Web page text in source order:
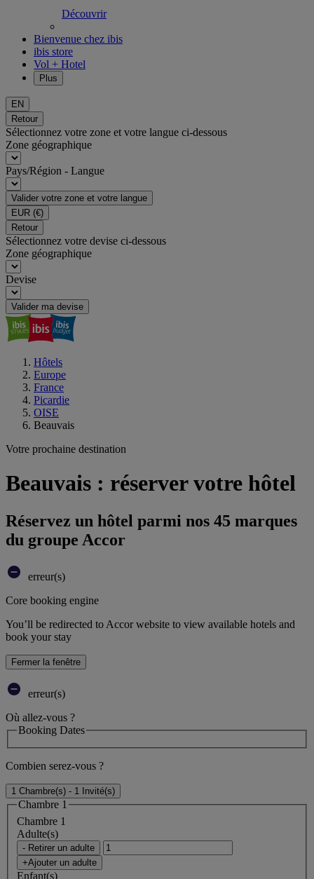
Découvrir
Bienvenue chez ibis
ibis store
Vol + Hotel
Plus
EN
Retour
Sélectionnez votre zone et votre langue ci-dessous
Zone géographique
Pays/Région - Langue
Valider votre zone et votre langue
EUR (€)
Retour
Sélectionnez votre devise ci-dessous
Zone géographique
Devise
Valider ma devise
Hôtels
Europe
France
Picardie
OISE
Beauvais
Votre prochaine destination
Beauvais : réserver votre hôtel
Réservez un hôtel parmi nos 45 marques
du groupe Accor
erreur(s)
Core booking engine
You’ll be redirected to Accor website to view available hotels and
book your stay
Fermer la fenêtre
erreur(s)
Où allez-vous ?
Booking Dates
Combien serez-vous ?
1 Chambre(s) - 1 Invité(s)
Chambre 1
Chambre 1
Adulte(s)
- Retirer un adulte
+Ajouter un adulte
Enfant(s)